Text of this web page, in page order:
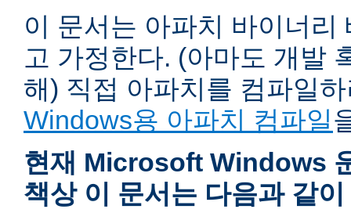
이 문서는 아파치 바이너리
고 가정한다. (아마도 개발
해) 직접 아파치를 컴파일
Windows용 아파치 컴파일
현재 Microsoft Windows
책상 이 문서는 다음과 같